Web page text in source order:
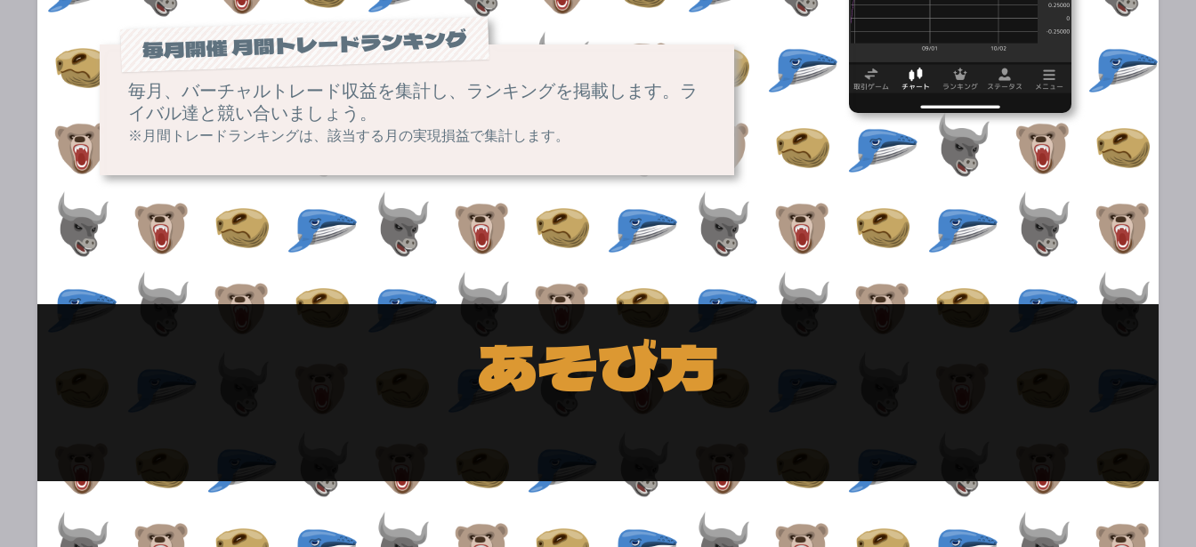
毎月開催 月間トレードランキング
毎月、バーチャルトレード収益を集計し、ランキングを掲載します。ラ
イバル達と競い合いましょう。
※月間トレードランキングは、該当する月の実現損益で集計します。
あそび方